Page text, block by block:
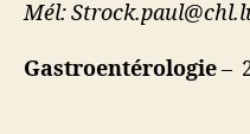
Mél:
Gastroentérologie–